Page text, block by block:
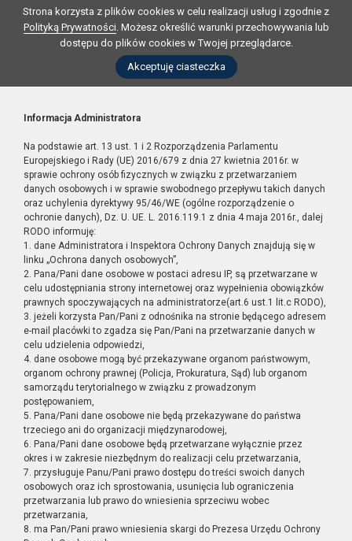
Strona korzysta z plików cookies w celu realizacji usług i zgodnie z
Polityką Prywatności. Możesz określić warunki przechowywania lub
dostępu do plików cookies w Twojej przeglądarce.
Akceptuję ciasteczka
Informacja Administratora
Na podstawie art. 13 ust. 1 i 2 Rozporządzenia Parlamentu
Europejskiego i Rady (UE) 2016/679 z dnia 27 kwietnia 2016r. w
sprawie ochrony osób fizycznych w związku z przetwarzaniem
danych osobowych i w sprawie swobodnego przepływu takich danych
oraz uchylenia dyrektywy 95/46/WE (ogólne rozporządzenie o
ochronie danych), Dz. U. UE. L. 2016.119.1 z dnia 4 maja 2016r., dalej
RODO informuję:
1. dane Administratora i Inspektora Ochrony Danych znajdują się w
linku „Ochrona danych osobowych”,
2. Pana/Pani dane osobowe w postaci adresu IP, są przetwarzane w
celu udostępniania strony internetowej oraz wypełnienia obowiązków
prawnych spoczywających na administratorze(art.6 ust.1 lit.c RODO),
3. jeżeli korzysta Pan/Pani z odnośnika na stronie będącego adresem
e-mail placówki to zgadza się Pan/Pani na przetwarzanie danych w
celu udzielenia odpowiedzi,
4. dane osobowe mogą być przekazywane organom państwowym,
organom ochrony prawnej (Policja, Prokuratura, Sąd) lub organom
samorządu terytorialnego w związku z prowadzonym
postępowaniem,
5. Pana/Pani dane osobowe nie będą przekazywane do państwa
trzeciego ani do organizacji międzynarodowej,
6. Pana/Pani dane osobowe będą przetwarzane wyłącznie przez
okres i w zakresie niezbędnym do realizacji celu przetwarzania,
7. przysługuje Panu/Pani prawo dostępu do treści swoich danych
osobowych oraz ich sprostowania, usunięcia lub ograniczenia
przetwarzania lub prawo do wniesienia sprzeciwu wobec
przetwarzania,
8. ma Pan/Pani prawo wniesienia skargi do Prezesa Urzędu Ochrony